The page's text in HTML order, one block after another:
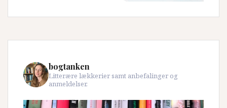
bogtanken
Litterære lækkerier samt anbefalinger og
anmeldelser.